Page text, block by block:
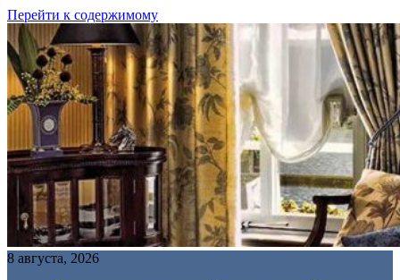
Перейти к содержимому
8 августа, 2026